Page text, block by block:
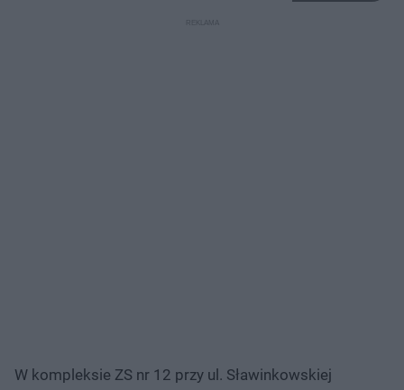
W kompleksie ZS nr 12 przy ul. Sławinkowskiej